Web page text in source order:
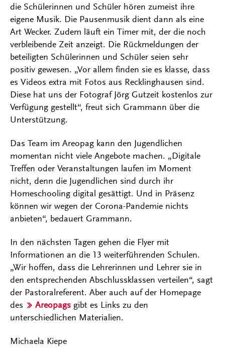
die Schülerinnen und Schüler hören zumeist ihre
eigene Musik. Die Pausenmusik dient dann als eine
Art Wecker. Zudem läuft ein Timer mit, der die noch
verbleibende Zeit anzeigt. Die Rückmeldungen der
beteiligten Schülerinnen und Schüler seien sehr
positiv gewesen. „Vor allem finden sie es klasse, dass
es Videos extra mit Fotos aus Recklinghausen sind.
Diese hat uns der Fotograf Jörg Gutzeit kostenlos zur
Verfügung gestellt“, freut sich Grammann über die
Unterstützung.
Das Team im Areopag kann den Jugendlichen
momentan nicht viele Angebote machen. „Digitale
Treffen oder Veranstaltungen laufen im Moment
nicht, denn die Jugendlichen sind durch ihr
Homeschooling digital gesättigt. Und in Präsenz
können wir wegen der Corona-Pandemie nichts
anbieten“, bedauert Grammann.
In den nächsten Tagen gehen die Flyer mit
Informationen an die 13 weiterführenden Schulen.
„Wir hoffen, dass die Lehrerinnen und Lehrer sie in
den entsprechenden Abschlussklassen verteilen“, sagt
der Pastoralreferent. Aber auch auf der Homepage
des
Areopags gibt es Links zu den
unterschiedlichen Materialien.
Michaela Kiepe